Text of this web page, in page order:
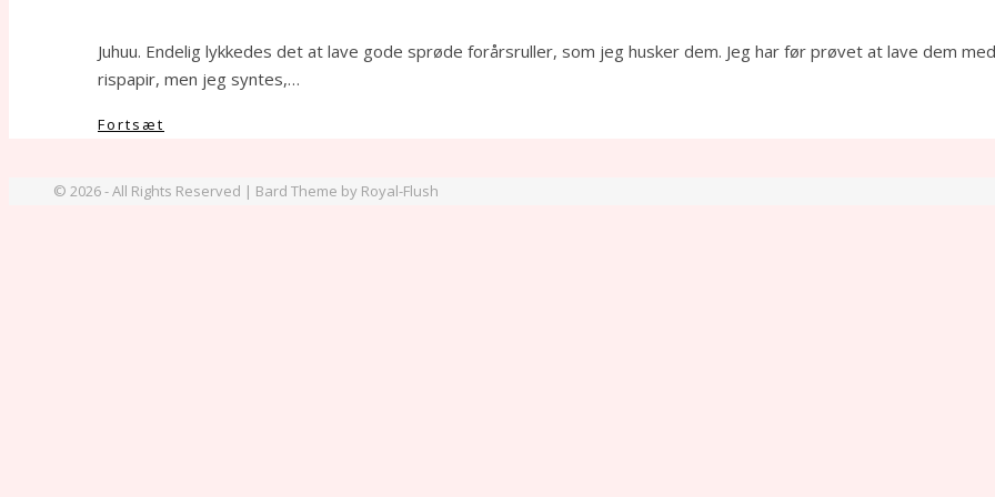
Juhuu. Endelig lykkedes det at lave gode sprøde forårsruller, som jeg husker dem. Jeg har før prøvet at lave dem med
rispapir, men jeg syntes,…
Fortsæt
© 2026 - All Rights Reserved | Bard Theme by Royal-Flush